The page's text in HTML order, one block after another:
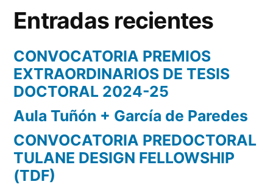
Entradas recientes
CONVOCATORIA PREMIOS
EXTRAORDINARIOS DE TESIS
DOCTORAL 2024-25
Aula Tuñón + García de Paredes
CONVOCATORIA PREDOCTORAL
TULANE DESIGN FELLOWSHIP
(TDF)